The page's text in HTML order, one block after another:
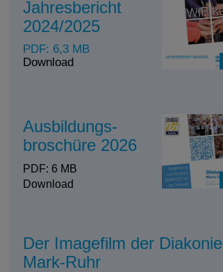
Jahresbericht
2024/2025
PDF: 6,3 MB
Download
Ausbildungs-
broschüre 2026
PDF: 6 MB
Download
Der Imagefilm der Diakonie
Mark-Ruhr